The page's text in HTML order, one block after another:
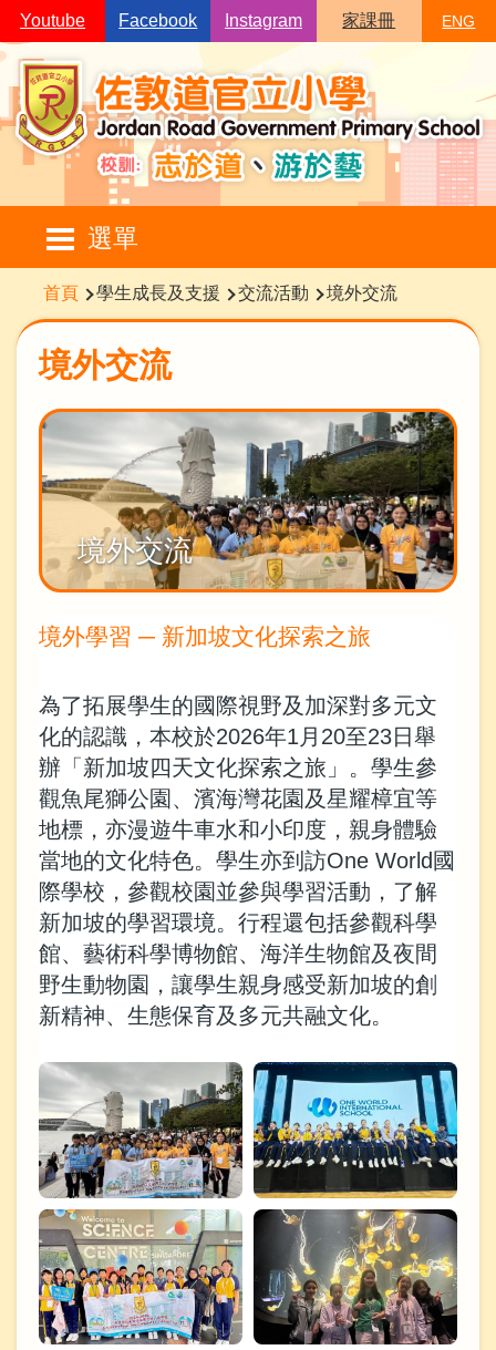
移至主內容
Youtube Facebook Instagram 家課冊 ENG
選單
Main
navigation
導
航
連
結
首頁 學生成長及支援 交流活動 境外交流
境外交流
境外交流
境外學習 ─ 新加坡文化探索之旅
為了拓展學生的國際視野及加深對多元文
化的認識，本校於2026年1月20至23日舉
辦「新加坡四天文化探索之旅」。學生參
觀魚尾獅公園、濱海灣花園及星耀樟宜等
地標，亦漫遊牛車水和小印度，親身體驗
當地的文化特色。學生亦到訪One World國
際學校，參觀校園並參與學習活動，了解
新加坡的學習環境。行程還包括參觀科學
館、藝術科學博物館、海洋生物館及夜間
野生動物園，讓學生親身感受新加坡的創
新精神、生態保育及多元共融文化。